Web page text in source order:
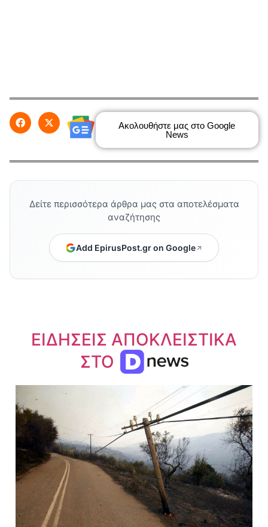
Ακολουθήστε μας στο Google
News
Δείτε περισσότερα άρθρα μας στα αποτελέσματα
αναζήτησης
Add EpirusPost.gr on Google
ΕΙΔΗΣΕΙΣ ΑΠΟΚΛΕΙΣΤΙΚΑ
ΣΤΟ